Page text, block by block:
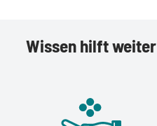
Wissen hilft weiter